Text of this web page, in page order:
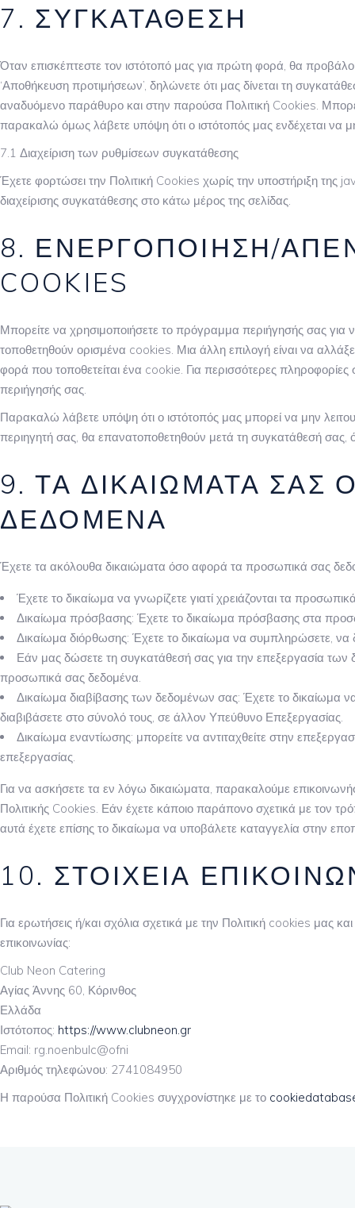
7. ΣΥΓΚΑΤΆΘΕΣΗ
Όταν επισκέπτεστε τον ιστότοπό μας για πρώτη φορά, θα
‘Αποθήκευση προτιμήσεων’, δηλώνετε ότι μας δίνεται τη
αναδυόμενο παράθυρο και στην παρούσα Πολιτική Cookies.
παρακαλώ όμως λάβετε υπόψη ότι ο ιστότοπός μας ενδέχεται να
7.1 Διαχείριση των ρυθμίσεων συγκατάθεσης
Έχετε φορτώσει την Πολιτική Cookies χωρίς την υποστήριξη
διαχείρισης συγκατάθεσης στο κάτω μέρος της σελίδας.
8. ΕΝΕΡΓΟΠΟΊΗΣΗ/
COOKIES
Μπορείτε να χρησιμοποιήσετε το πρόγραμμα περιήγησής σας για
τοποθετηθούν ορισμένα cookies. Μια άλλη επιλογή είναι να
φορά που τοποθετείται ένα cookie. Για περισσότερες πληροφορίες
περιήγησής σας.
Παρακαλώ λάβετε υπόψη ότι ο ιστότοπός μας μπορεί να μην
περιηγητή σας, θα επανατοποθετηθούν μετά τη συγκατάθεσή σας,
9. ΤΑ ΔΙΚΑΙΏΜΑΤΆ
ΔΕΔΟΜΈΝΑ
Έχετε τα ακόλουθα δικαιώματα όσο αφορά τα προσωπικά σας
Έχετε το δικαίωμα να γνωρίζετε γιατί χρειάζονται τα
Δικαίωμα πρόσβασης: Έχετε το δικαίωμα πρόσβασης στα
Δικαίωμα διόρθωσης: Έχετε το δικαίωμα να συμπληρώσετε, να
Εάν μας δώσετε τη συγκατάθεσή σας για την επεξεργασία των
προσωπικά σας δεδομένα.
Δικαίωμα διαβίβασης των δεδομένων σας: Έχετε το δικαίωμα
διαβιβάσετε στο σύνολό τους, σε άλλον Υπεύθυνο Επεξεργασίας.
Δικαίωμα εναντίωσης: μπορείτε να αντιταχθείτε στην
επεξεργασίας.
Για να ασκήσετε τα εν λόγω δικαιώματα, παρακαλούμε
Πολιτικής Cookies. Εάν έχετε κάποιο παράπονο σχετικά με τον
αυτά έχετε επίσης το δικαίωμα να υποβάλετε καταγγελία στην
10. ΣΤΟΙΧΕΊΑ
Για ερωτήσεις ή/και σχόλια σχετικά με την Πολιτική cookies μας
επικοινωνίας:
Club Neon Catering
Αγίας Άννης 60, Κόρινθος
Ελλάδα
Ιστότοπος: https://www.clubneon.gr
Email: rg.noenbulc@ofni
Αριθμός τηλεφώνου: 2741084950
Η παρούσα Πολιτική Cookies συγχρονίστηκε με το